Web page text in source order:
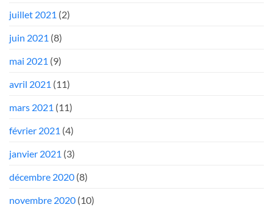
juillet 2021 (2)
juin 2021 (8)
mai 2021 (9)
avril 2021 (11)
mars 2021 (11)
février 2021 (4)
janvier 2021 (3)
décembre 2020 (8)
novembre 2020 (10)